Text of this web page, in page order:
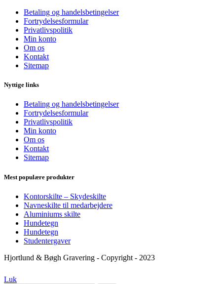
Betaling og handelsbetingelser
Fortrydelsesformular
Privatlivspolitik
Min konto
Om os
Kontakt
Sitemap
Nyttige links
Betaling og handelsbetingelser
Fortrydelsesformular
Privatlivspolitik
Min konto
Om os
Kontakt
Sitemap
Mest populære produkter
Kontorskilte – Skydeskilte
Navneskilte til medarbejdere
Aluminiums skilte
Hundetegn
Hundetegn
Studentergaver
Hjortlund & Bøgh Gravering - Copyright - 2023
Luk